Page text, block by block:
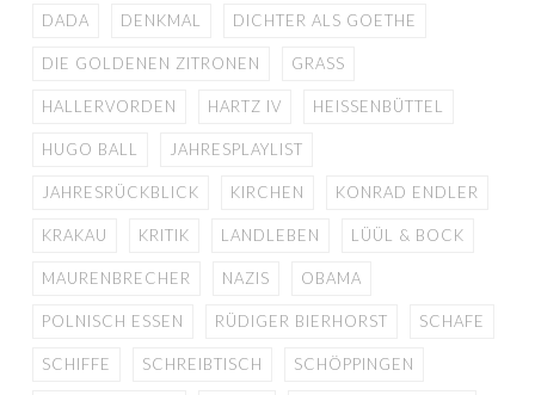
DADA DENKMAL DICHTER ALS GOETHE
DIE GOLDENEN ZITRONEN GRASS
HALLERVORDEN HARTZ IV HEISSENBÜTTEL
HUGO BALL JAHRESPLAYLIST
JAHRESRÜCKBLICK KIRCHEN KONRAD ENDLER
KRAKAU KRITIK LANDLEBEN LÜÜL & BOCK
MAURENBRECHER NAZIS OBAMA
POLNISCH ESSEN RÜDIGER BIERHORST SCHAFE
SCHIFFE SCHREIBTISCH SCHÖPPINGEN